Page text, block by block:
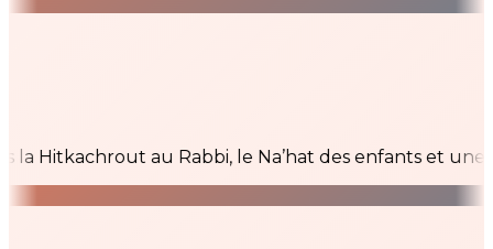
au Rabbi, le Na’hat des enfants et une